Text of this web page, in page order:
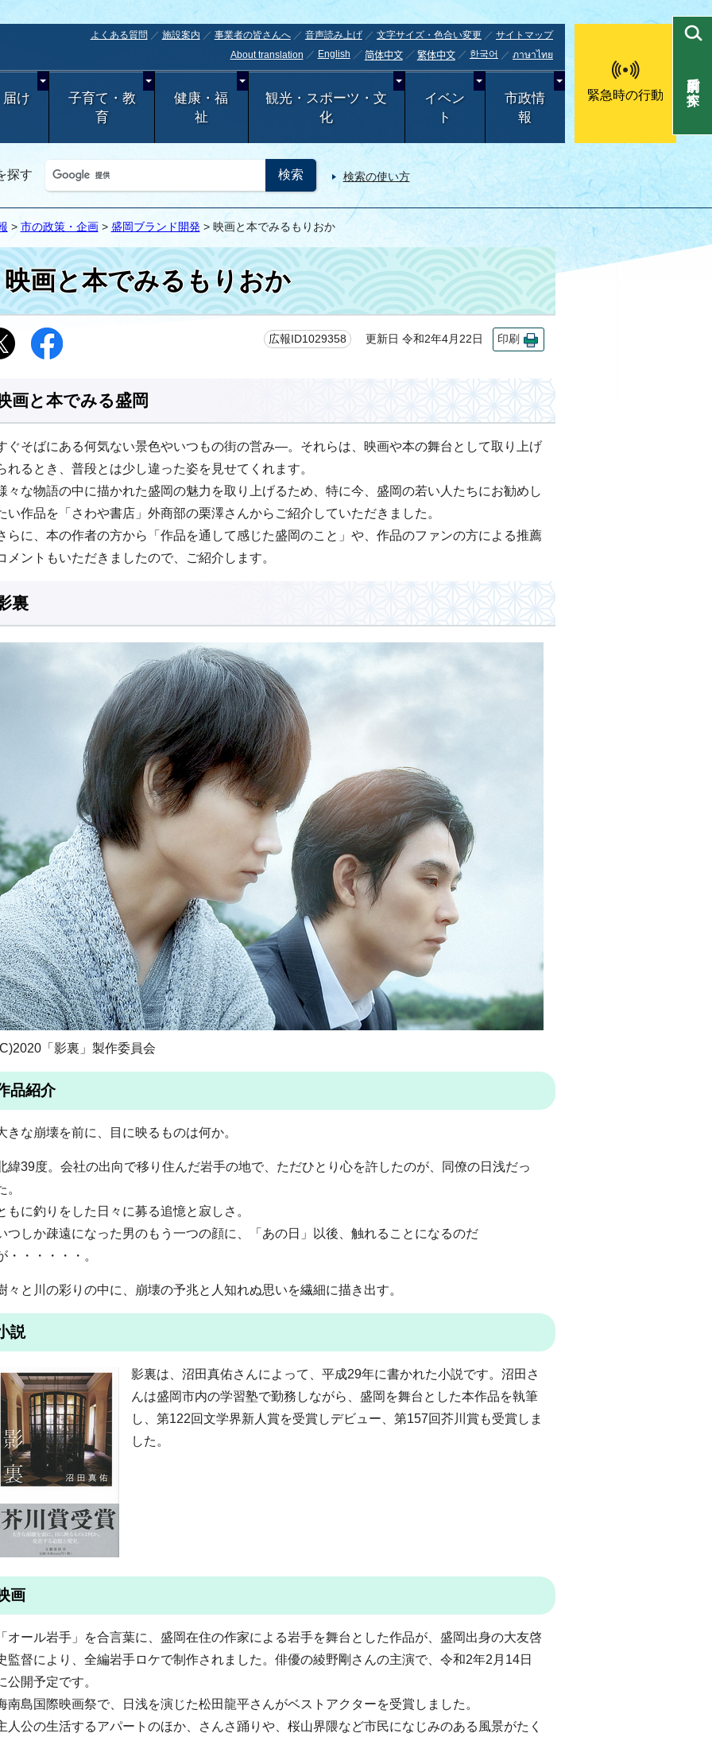
よくある質問 施設案内 事業者の皆さんへ 音声読み上げ 文字サイズ・色合い変更
サイトマップ
About translation
English 简体中文 繁体中文 한국어 ภาษาไทย
け
子育て・教
育
健康・福
祉
観光・スポーツ・文
化
イベン
ト
市政情
報
緊急時の行動
探す 検索の使い方
目的別で探す
> 市の政策・企画> 盛岡ブランド開発 > 映画と本でみるもりおか
映画と本でみるもりおか
広報ID1029358 更新日 令和2年4月22日 印刷
画と本でみる盛岡
ぐそばにある何気ない景色やいつもの街の営み―。それらは、映画や本の舞台として取り上げ
れるとき、普段とは少し違った姿を見せてくれます。
々な物語の中に描かれた盛岡の魅力を取り上げるため、特に今、盛岡の若い人たちにお勧めし
い作品を「さわや書店」外商部の栗澤さんからご紹介していただきました。
らに、本の作者の方から「作品を通して感じた盛岡のこと」や、作品のファンの方による推薦
メントもいただきましたので、ご紹介します。
裏
「影裏」製作委員会
品紹介
きな崩壊を前に、目に映るものは何か。
緯39度。会社の出向で移り住んだ岩手の地で、ただひとり心を許したのが、同僚の日浅だっ
。
もに釣りをした日々に募る追憶と寂しさ。
つしか疎遠になった男のもう一つの顔に、「あの日」以後、触れることになるのだ
・・・・・・。
々と川の彩りの中に、崩壊の予兆と人知れぬ思いを繊細に描き出す。
説
影裏は、沼田真佑さんによって、平成29年に書かれた小説です。沼田さ
んは盛岡市内の学習塾で勤務しながら、盛岡を舞台とした本作品を執筆
し、第122回文学界新人賞を受賞しデビュー、第157回芥川賞も受賞しま
した。
画
オール岩手」を合言葉に、盛岡在住の作家による岩手を舞台とした作品が、盛岡出身の大友啓
監督により、全編岩手ロケで制作されました。俳優の綾野剛さんの主演で、令和2年2月14日
公開予定です。
南島国際映画祭で、日浅を演じた松田龍平さんがベストアクターを受賞しました。
人公の生活するアパートのほか、さんさ踊りや、桜山界隈など市民になじみのある風景がたく